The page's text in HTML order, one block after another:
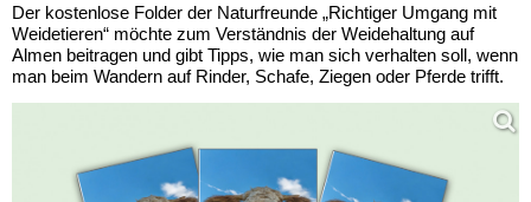
Der kostenlose Folder der Naturfreunde „Richtiger Umgang mit
Weidetieren“ möchte zum Verständnis der Weidehaltung auf
Almen beitragen und gibt Tipps, wie man sich verhalten soll, wenn
man beim Wandern auf Rinder, Schafe, Ziegen oder Pferde trifft.